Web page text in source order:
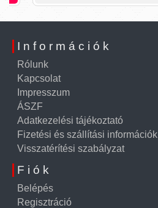
Információk
Rólunk
Kapcsolat
Impresszum
ÁSZF
Adatkezelési tájékoztató
Fizetési és szállítási információk
Visszatérítési szabályzat
Fiók
Belépés
Regisztráció